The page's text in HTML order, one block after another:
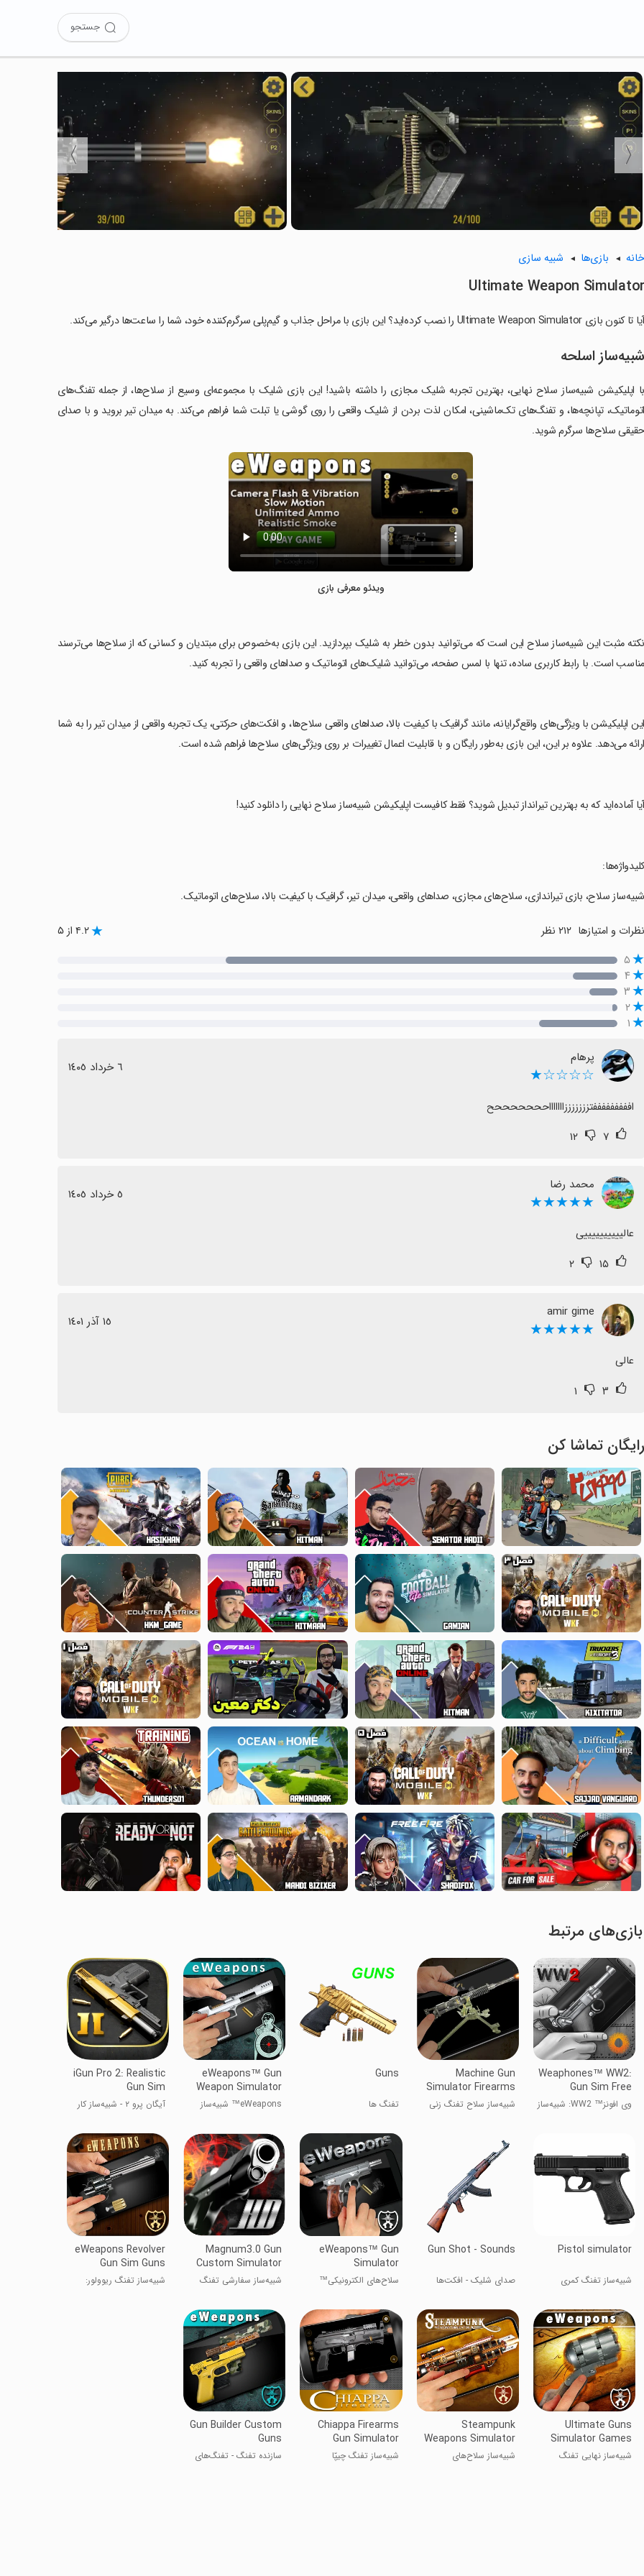
جستجو
〈
〉
خانه بازی‌ها شبیه سازی
Ultimate Weapon Simulator
آیا تا کنون بازی Ultimate Weapon Simulator را نصب کرده‌اید؟ این بازی با مراحل جذاب و گیم‌پلی سرگرم‌کننده خود، شما را ساعت‌ها درگیر می‌کند.
شبیه‌‌ساز اسلحه
با اپلیکیشن شبیه‌ساز سلاح نهایی، بهترین تجربه شلیک مجازی را داشته باشید! این بازی شلیک با مجموعه‌ای وسیع از سلاح‌ها، از جمله تفنگ‌های
اتوماتیک، تپانچه‌ها، و تفنگ‌های تک‌ماشینی، امکان لذت بردن از شلیک واقعی را روی گوشی یا تبلت شما فراهم می‌کند. به میدان تیر بروید و با صدای
حقیقی سلاح‌ها سرگرم شوید.
ویدئو معرفی بازی
‏نکته مثبت این شبیه‌ساز سلاح این است که می‌توانید بدون خطر به شلیک بپردازید. این بازی به‌خصوص برای مبتدیان و کسانی که از سلاح‌ها می‌ترسند
مناسب است. با رابط کاربری ساده، تنها با لمس صفحه، می‌توانید شلیک‌های اتوماتیک و صداهای واقعی را تجربه کنید.
‏این اپلیکیشن با ویژگی‌های واقع‌گرایانه، مانند گرافیک با کیفیت بالا، صداهای واقعی سلاح‌ها، و افکت‌های حرکتی، یک تجربه واقعی از میدان تیر را به شما
ارائه می‌دهد. علاوه بر این، این بازی به‌طور رایگان و با قابلیت اعمال تغییرات بر روی ویژگی‌های سلاح‌ها فراهم شده است.
‏آیا آماده‌اید که به بهترین تیرانداز تبدیل شوید؟ فقط کافیست اپلیکیشن شبیه‌ساز سلاح نهایی را دانلود کنید!
‏کلیدواژه‌ها:
‏شبیه‌ساز سلاح، بازی تیراندازی، سلاح‌های مجازی، صداهای واقعی، میدان تیر، گرافیک با کیفیت بالا، سلاح‌های اتوماتیک.
نظرات و امتیازها ۲۱۲ نظر ۴.۲ از ۵
۵
۴
۳
۲
۱
پرهام
☆☆☆☆★ ٦ خرداد ١٤٠٥
افففففففففتزززززززاااااااحححححححح
۷ ۱۲
محمد رضا
★★★★★ ٥ خرداد ١٤٠٥
عالییییییییییی
۱۵ ۲
amir gime
★★★★★ ١٥ آذر ١٤٠١
عالی
۳ ۱
رایگان تماشا کن
بازی‌های مرتبط
Weaphones™ WW2:
Gun Sim Free
وی افونز™ WW2: شبیه‌ساز
Machine Gun
Simulator Firearms
شبیه‌ساز سلاح تفنگ زنی
Guns
تفنگ ها
eWeapons™ Gun
Weapon Simulator
eWeapons™ شبیه‌ساز
iGun Pro 2: Realistic
Gun Sim
آیگان پرو ۲ - شبیه‌ساز کار
Pistol simulator
شبیه‌ساز تفنگ کمری
Gun Shot - Sounds
صدای شلیک - افکت‌ها
eWeapons™ Gun
Simulator
سلاح‌های الکترونیکی™
Magnum3.0 Gun
Custom Simulator
شبیه‌ساز سفارشی تفنگ
eWeapons Revolver
Gun Sim Guns
شبیه‌ساز تفنگ ریوولور:
Ultimate Guns
Simulator Games
شبیه‌ساز نهایی تفنگ
Steampunk
Weapons Simulator
شبیه‌ساز سلاح‌های
Chiappa Firearms
Gun Simulator
شبیه‌ساز تفنگ چیپّا
Gun Builder Custom
Guns
سازنده تفنگ - تفنگ‌های